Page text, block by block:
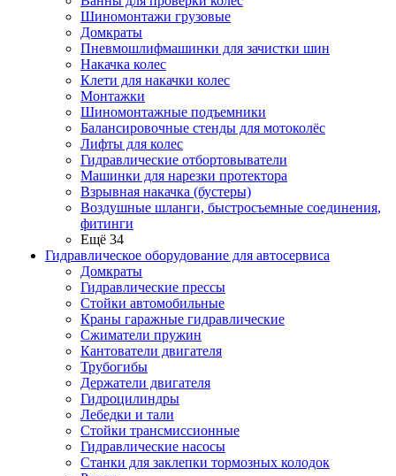
Шиномонтажи грузовые
Домкраты
Пневмошлифмашинки для зачистки шин
Накачка колес
Клети для накачки колес
Монтажки
Шиномонтажные подъемники
Балансировочные стенды для мотоколёс
Лифты для колес
Гидравлические отбортовыватели
Машинки для нарезки протектора
Взрывная накачка (бустеры)
Воздушные шланги, быстросъемные соединения,
фитинги
Ещё 34
Гидравлическое оборудование для автосервиса
Домкраты
Гидравлические прессы
Стойки автомобильные
Краны гаражные гидравлические
Сжиматели пружин
Кантователи двигателя
Трубогибы
Держатели двигателя
Гидроцилиндры
Лебедки и тали
Стойки трансмиссионные
Гидравлические насосы
Cтанки для заклепки тормозных колодок